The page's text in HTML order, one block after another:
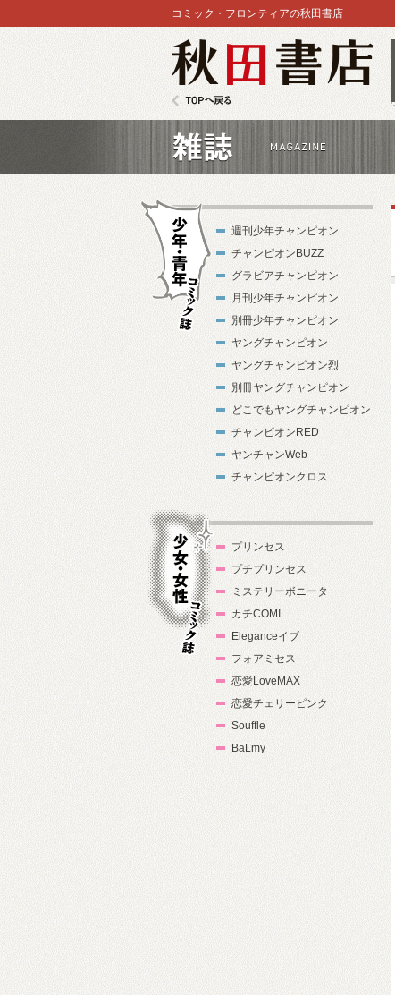
コミック・フロンティアの秋田書店
週刊少年チャンピオン
チャンピオンBUZZ
グラビアチャンピオン
月刊少年チャンピオン
別冊少年チャンピオン
ヤングチャンピオン
ヤングチャンピオン烈
別冊ヤングチャンピオン
どこでもヤングチャンピオン
チャンピオンRED
ヤンチャンWeb
チャンピオンクロス
プリンセス
プチプリンセス
ミステリーボニータ
カチCOMI
Eleganceイブ
フォアミセス
恋愛LoveMAX
恋愛チェリーピンク
Souffle
BaLmy